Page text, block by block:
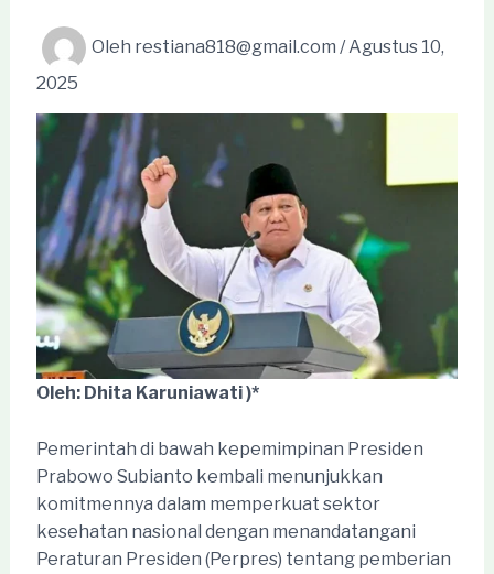
Oleh restiana818@gmail.com /Agustus 10,
2025
Oleh: Dhita Karuniawati )*
Pemerintah di bawah kepemimpinan Presiden
Prabowo Subianto kembali menunjukkan
komitmennya dalam memperkuat sektor
kesehatan nasional dengan menandatangani
Peraturan Presiden (Perpres) tentang pemberian